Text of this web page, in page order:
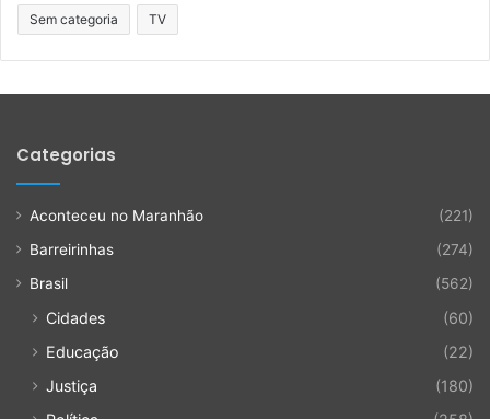
Sem categoria TV
Categorias
Aconteceu no Maranhão
(221)
Barreirinhas
(274)
Brasil
(562)
Cidades
(60)
Educação
(22)
Justiça
(180)